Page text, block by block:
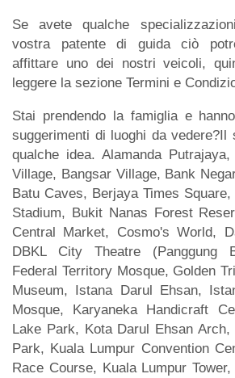
Se avete qualche
vostra patente di guida ciò
affittare uno dei nostri veicoli,
leggere la sezione Termini e
Stai prendendo la famiglia e
suggerimenti di luoghi da vedere?Il
qualche idea. Alamanda
Village, Bangsar Village, Bank
Batu Caves, Berjaya Times
Stadium, Bukit Nanas Forest
Central Market, Cosmo's World,
DBKL City Theatre (Panggung
Federal Territory Mosque, Golden
Museum, Istana Darul Ehsan,
Mosque, Karyaneka Handicraft
Lake Park, Kota Darul Ehsan
Park, Kuala Lumpur Convention
Race Course, Kuala Lumpur